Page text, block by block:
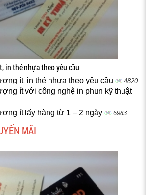
in thẻ nhựa theo yêu cầu
ít, in thẻ nhựa theo yêu cầu 4820
ít với công nghệ in phun kỹ thuật
ít lấy hàng từ 1 – 2 ngày 6983
MÃI